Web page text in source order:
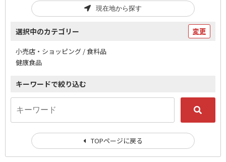
現在地から探す
選択中のカテゴリー 変更
小売店・ショッピング / 食料品
健康食品
キーワードで絞り込む
TOPページに戻る